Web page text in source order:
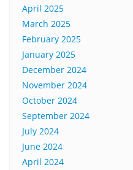
April 2025
March 2025
February 2025
January 2025
December 2024
November 2024
October 2024
September 2024
July 2024
June 2024
April 2024